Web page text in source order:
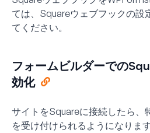
ては、Squareウェブフックの設
てください。
フォームビルダーでの
効化
サイトをSquareに接続したら、
を受け付けられるようになりま